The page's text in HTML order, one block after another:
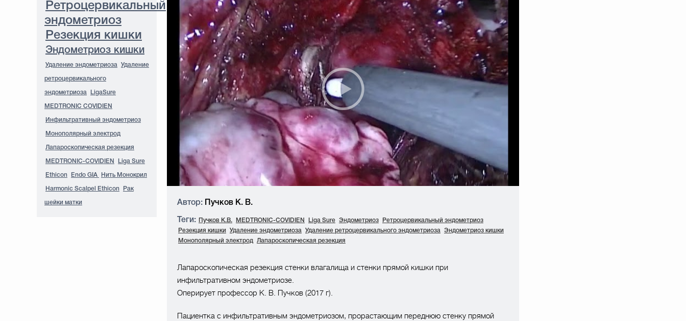
Ретроцервикальный
эндометриоз
Резекция кишки
Эндометриоз кишки
Удаление эндометриоза Удаление
ретроцервикального
эндометриоза LigaSure
MEDTRONIC COVIDIEN
Инфильтративный эндометриоз
Монополярный электрод
Лапароскопическая резекция
MEDTRONIC-COVIDIEN Liga Sure
Ethicon Endo GIA Нить Монокрил
Harmonic Scalpel Ethicon Рак
шейки матки Автор: Пучков К. В.
Теги: Пучков К.В. MEDTRONIC-COVIDIEN Liga Sure Эндометриоз
Ретроцервикальный эндометриоз
Резекция кишки
Удаление эндометриоза Удаление ретроцервикального эндометриоза
Эндометриоз кишки
Монополярный электрод
Лапароскопическая резекция
Лапароскопическая резекция стенки влагалища и стенки прямой кишки при
инфильтративном эндометриозе.
Оперирует профессор К. В. Пучков (2017 г).
Пациентка с инфильтративным эндометриозом, прорастающим переднюю стенку прямой